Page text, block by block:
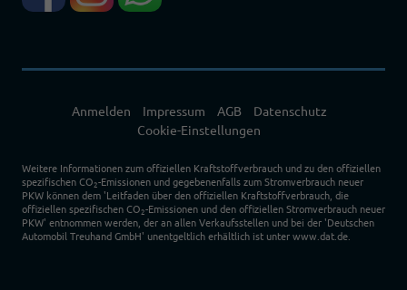
Anmelden Impressum AGB
Datenschutz
Cookie-Einstellungen
Weitere Informationen zum offiziellen Kraftstoffverbrauch und zu den offiziellen
spezifischen CO2-Emissionen und gegebenenfalls zum Stromverbrauch neuer
PKW können dem 'Leitfaden über den offiziellen Kraftstoffverbrauch, die
offiziellen spezifischen CO2-Emissionen und den offiziellen Stromverbrauch neuer
PKW' entnommen werden, der an allen Verkaufsstellen und bei der 'Deutschen
Automobil Treuhand GmbH' unentgeltlich erhältlich ist unter www.dat.de.